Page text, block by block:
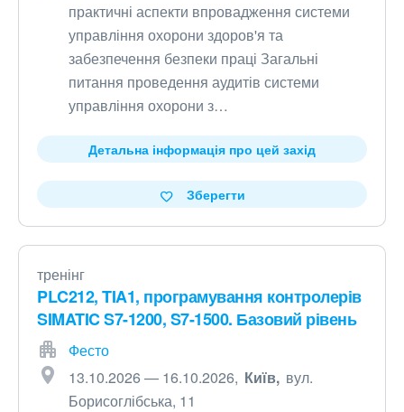
практичні аспекти впровадження системи
управління охорони здоров'я та
забезпечення безпеки праці Загальні
питання проведення аудитів системи
управління охорони з…
Детальна інформація про цей захід
Зберегти
тренінг
PLC212, TIA1, програмування контролерів
SIMATIC S7-1200, S7-1500. Базовий рівень
Фесто
13.10.2026 — 16.10.2026 Київ вул.
Борисоглібська, 11